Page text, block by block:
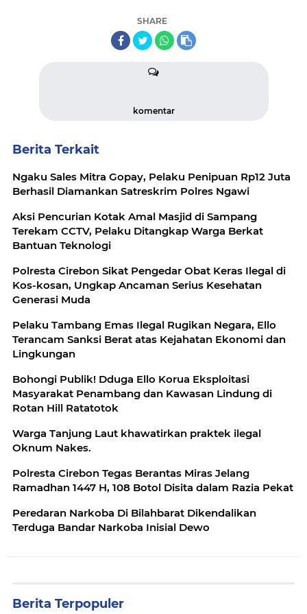
SHARE
komentar
Berita Terkait
Ngaku Sales Mitra Gopay, Pelaku Penipuan Rp12 Juta
Berhasil Diamankan Satreskrim Polres Ngawi
Aksi Pencurian Kotak Amal Masjid di Sampang
Terekam CCTV, Pelaku Ditangkap Warga Berkat
Bantuan Teknologi
Polresta Cirebon Sikat Pengedar Obat Keras Ilegal di
Kos-kosan, Ungkap Ancaman Serius Kesehatan
Generasi Muda
Pelaku Tambang Emas Ilegal Rugikan Negara, Ello
Terancam Sanksi Berat atas Kejahatan Ekonomi dan
Lingkungan
Bohongi Publik! Dduga Ello Korua Eksploitasi
Masyarakat Penambang ‎dan Kawasan Lindung di
Warga Tanjung Laut khawatirkan praktek ilegal
Oknum Nakes.
Polresta Cirebon Tegas Berantas Miras Jelang
Ramadhan 1447 H, 108 Botol Disita dalam Razia Pekat
Peredaran Narkoba Di Bilahbarat Dikendalikan
Terduga Bandar Narkoba Inisial Dewo
Berita Terpopuler